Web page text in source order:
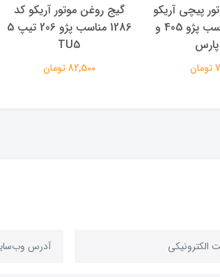
پیچی آریکو
کد 1283 مناسب پژو 405 و
گیج روغن موتور آریکو کد
1286 مناسب پژو 206 تیپ 5
TU5
82,500 تومان